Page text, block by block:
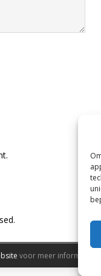
voor meer informatie.